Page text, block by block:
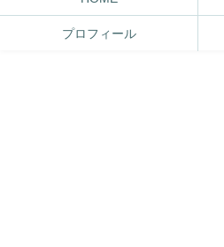
プロフィール